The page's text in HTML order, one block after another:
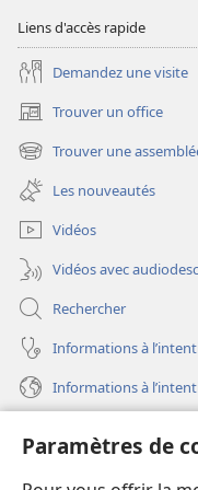
Paramètres de
Liens d'accès rapide
Demandez une visite
Trouver un office
(ouvre
une
nouvelle
fenêtre)
Trouver une
(ouvre
une
nouvelle
fenêtre)
Les nouveautés
Vidéos
Vidéos avec
Rechercher
Informations à
Informations à